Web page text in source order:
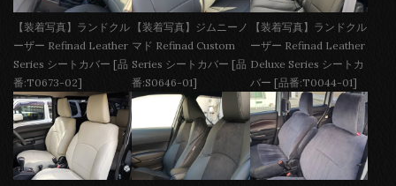
【装着写真】ランドクル
ーザー Refinad Leather
Series シートカバー [品
番:T0673-02]
【装着写真】ジムニーノ
マド Refinad Custom
Series シートカバー [品
番:S0646-01]
【装着写真】ランドクル
ーザー Refinad Leather
Deluxe Series シートカ
バー [品番:T0044-01]